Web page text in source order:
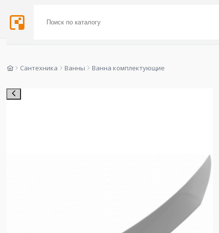
Сантехника Ванны Ванна комплектующие